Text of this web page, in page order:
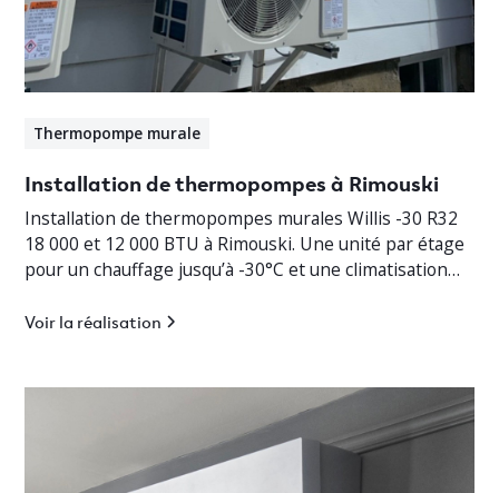
Thermopompe murale
Installation de thermopompes à Rimouski
Installation de thermopompes murales Willis -30 R32
18 000 et 12 000 BTU à Rimouski. Une unité par étage
pour un chauffage jusqu’à -30°C et une climatisation
Voir la réalisation